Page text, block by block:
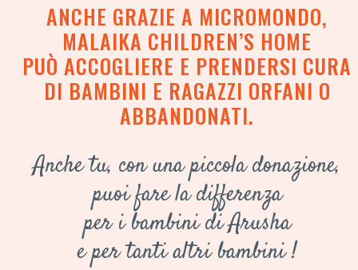
ANCHE GRAZIE A MICROMONDO,
MALAIKA CHILDREN’S HOME
PUÒ ACCOGLIERE E PRENDERSI CURA
DI BAMBINI E RAGAZZI ORFANI O
ABBANDONATI.
Anche tu, con una piccola donazione,
puoi fare la differenza
per i bambini di Arusha
e per tanti altri bambini !